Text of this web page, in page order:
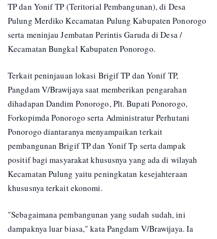
TP dan Yonif TP (Teritorial Pembangunan), di Desa
Pulung Merdiko Kecamatan Pulung Kabupaten Ponorogo
serta meninjau Jembatan Perintis Garuda di Desa /
Kecamatan Bungkal Kabupaten Ponorogo.
Terkait peninjauan lokasi Brigif TP dan Yonif TP,
Pangdam V/Brawijaya saat memberikan pengarahan
dihadapan Dandim Ponorogo, Plt. Bupati Ponorogo,
Forkopimda Ponorogo serta Administratur Perhutani
Ponorogo diantaranya menyampaikan terkait
pembangunan Brigif TP dan Yonif Tp serta dampak
positif bagi masyarakat khususnya yang ada di wilayah
Kecamatan Pulung yaitu peningkatan kesejahteraan
khususnya terkait ekonomi.
"Sebagaimana pembangunan yang sudah sudah, ini
dampaknya luar biasa," kata Pangdam V/Brawijaya. Ia